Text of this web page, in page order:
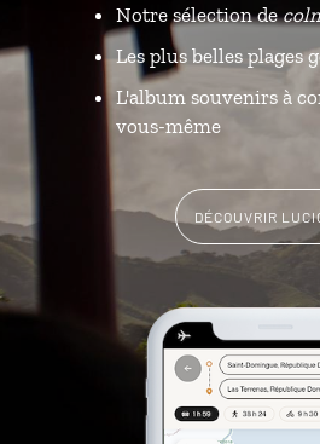
Notre sélection de
Les plus belles plages
L'album souvenirs à
vous-même
DÉCOUVRIR